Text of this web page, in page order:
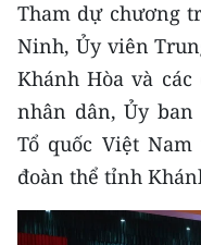
BẠN ĐỌC
KIỂM CHỨNG
TRI THỨC CHUYÊN
54 DÂN TỘC VIỆT
CHƯƠNG TRÌNH
Tham dự chương
Ninh, Ủy viên
Khánh Hòa và
nhân dân, Ủy
Tổ quốc Việt
đoàn thể tỉnh